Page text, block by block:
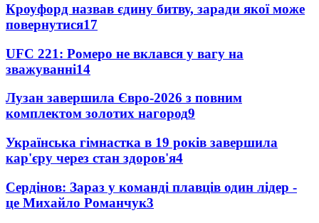
Кроуфорд назвав єдину битву, заради якої може
повернутися17
UFC 221: Ромеро не вклався у вагу на
зважуванні14
Лузан завершила Євро-2026 з повним
комплектом золотих нагород9
Українська гімнастка в 19 років завершила
кар'єру через стан здоров'я4
Сердінов: Зараз у команді плавців один лідер -
це Михайло Романчук3